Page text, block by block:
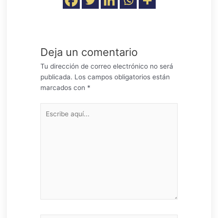
Deja un comentario
Tu dirección de correo electrónico no será
publicada. Los campos obligatorios están
marcados con *
aquí...